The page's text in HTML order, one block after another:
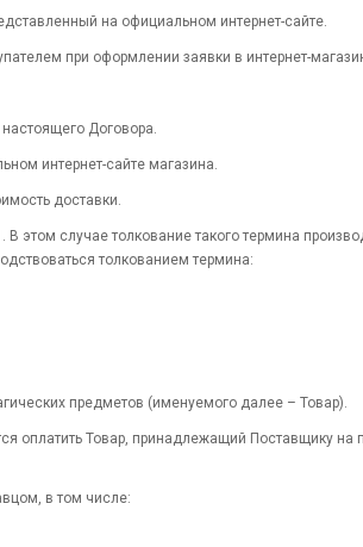
на официальном интернет-сайте.
при оформлении заявки в интернет-
Договора.
интернет-сайте магазина.
доставки.
случае толкование такого термина
толкованием термина:
предметов (именуемого далее – Товар).
оплатить Товар, принадлежащий Поставщику
в том числе: